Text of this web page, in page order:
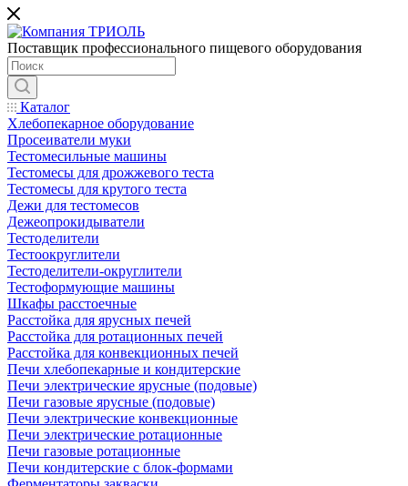
Поставщик профессионального пищевого оборудования
Каталог
Хлебопекарное оборудование
Просеиватели муки
Тестомесильные машины
Тестомесы для дрожжевого теста
Тестомесы для крутого теста
Дежи для тестомесов
Дежеопрокидыватели
Тестоделители
Тестоокруглители
Тестоделители-округлители
Тестоформующие машины
Шкафы расстоечные
Расстойка для ярусных печей
Расстойка для ротационных печей
Расстойка для конвекционных печей
Печи хлебопекарные и кондитерские
Печи электрические ярусные (подовые)
Печи газовые ярусные (подовые)
Печи электрические конвекционные
Печи электрические ротационные
Печи газовые ротационные
Печи кондитерские с блок-формами